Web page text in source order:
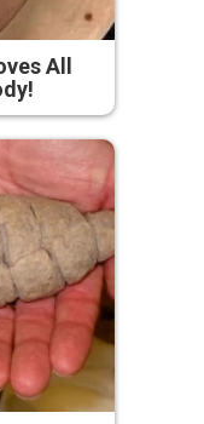
All